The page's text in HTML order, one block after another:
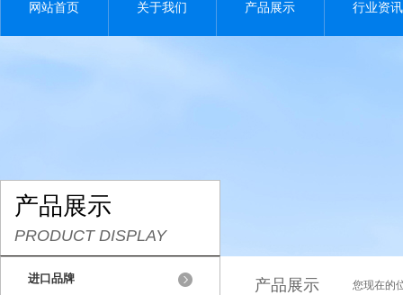
网站首页 关于我们 产品展示 行业资讯
产品展示
PRODUCT DISPLAY
进口品牌 产品展示 您现在的